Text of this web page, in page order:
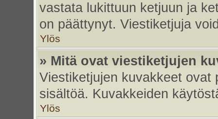
vastata lukittuun ketjuun ja
on päättynyt. Viestiketjuja
Ylös
» Mitä ovat viestiketjujen
Viestiketjujen kuvakkeet ovat
sisältöä. Kuvakkeiden
Ylös